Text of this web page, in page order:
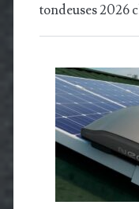
tondeuses 2026